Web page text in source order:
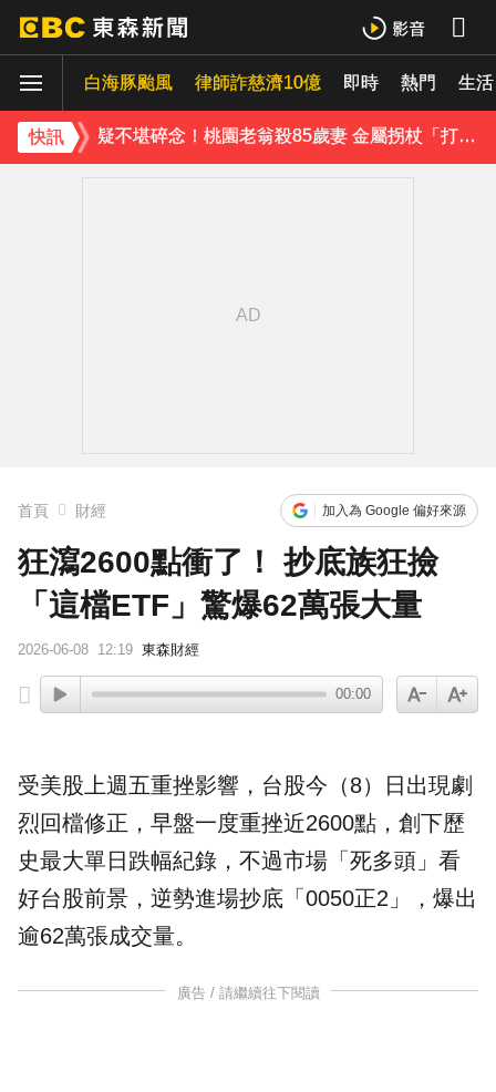
白海豚颱風 律師詐慈濟10億 即時 熱門 生活
快訊
下載東森App，隨時掌握天下大小事！
疑不堪碎念！桃園老翁殺85歲妻 金屬拐杖「打斷成兩截」
首頁 財經 加入為 Google 偏好來源
狂瀉2600點衝了！ 抄底族狂撿
「這檔ETF」驚爆62萬張大量
2026-06-08 12:19 東森財經
00:00
受美股上週五重挫影響， 台股今（8）日出現劇
烈回檔修正，早盤一度重挫近2600點，創下歷
史最大單日跌幅紀錄，不過市場「死多頭」看
好台股前景，逆勢進場抄底「 0050正2」，爆出
逾62萬張成交量。
廣告 / 請繼續往下閱讀